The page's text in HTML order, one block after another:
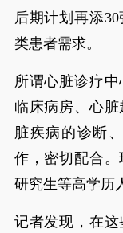
后期计划再添
类患者需求。
所谓心脏诊疗
临床病房、心
脏疾病的诊断
作，密切配合。
研究生等高学历
记者发现，在